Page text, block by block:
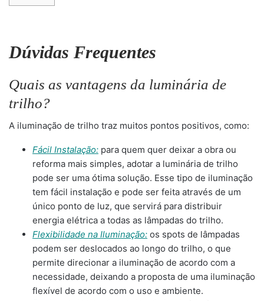
Dúvidas Frequentes
Quais as vantagens da luminária de
trilho?
A iluminação de trilho traz muitos pontos positivos, como:
Fácil Instalação: para quem quer deixar a obra ou
reforma mais simples, adotar a luminária de trilho
pode ser uma ótima solução. Esse tipo de iluminação
tem fácil instalação e pode ser feita através de um
único ponto de luz, que servirá para distribuir
energia elétrica a todas as lâmpadas do trilho.
Flexibilidade na Iluminação: os spots de lâmpadas
podem ser deslocados ao longo do trilho, o que
permite direcionar a iluminação de acordo com a
necessidade, deixando a proposta de uma iluminação
flexível de acordo com o uso e ambiente.